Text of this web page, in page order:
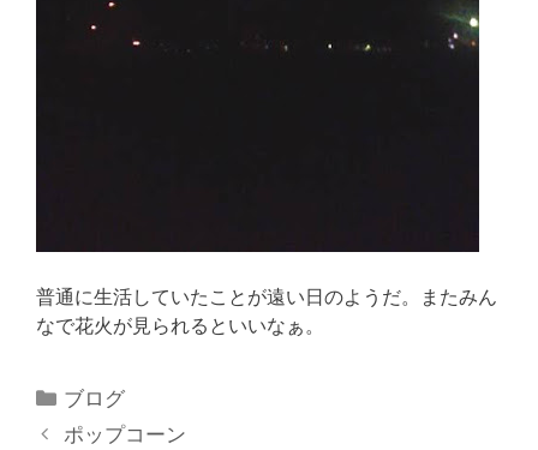
普通に生活していたことが遠い日のようだ。またみん
なで花火が見られるといいなぁ。
ブログ
ポップコーン